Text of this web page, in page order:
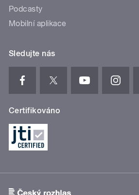
Podcasty
Mobilní aplikace
Sledujte nás
Certifikováno